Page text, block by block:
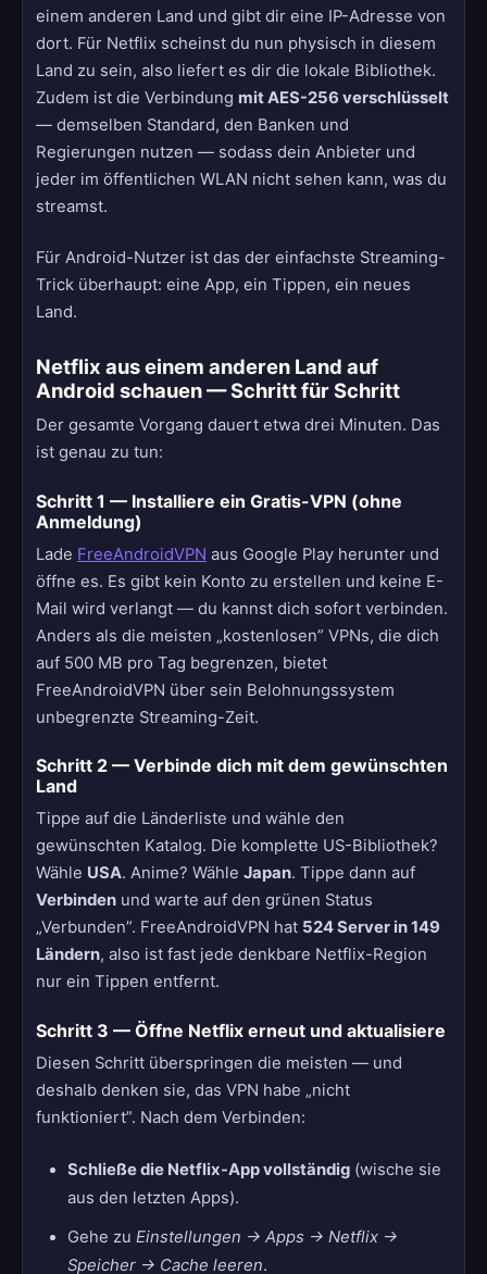
einem anderen Land und gibt dir eine IP-Adresse von
dort. Für Netflix scheinst du nun physisch in diesem
Land zu sein, also liefert es dir die lokale Bibliothek.
Zudem ist die Verbindung mit AES-256 verschlüsselt
— demselben Standard, den Banken und
Regierungen nutzen — sodass dein Anbieter und
jeder im öffentlichen WLAN nicht sehen kann, was du
streamst.
Für Android-Nutzer ist das der einfachste Streaming-
Trick überhaupt: eine App, ein Tippen, ein neues
Land.
Netflix aus einem anderen Land auf
Android schauen — Schritt für Schritt
Der gesamte Vorgang dauert etwa drei Minuten. Das
ist genau zu tun:
Schritt 1 — Installiere ein Gratis-VPN (ohne
Anmeldung)
Lade FreeAndroidVPN aus Google Play herunter und
öffne es. Es gibt kein Konto zu erstellen und keine E-
Mail wird verlangt — du kannst dich sofort verbinden.
Anders als die meisten „kostenlosen” VPNs, die dich
auf 500 MB pro Tag begrenzen, bietet
FreeAndroidVPN über sein Belohnungssystem
unbegrenzte Streaming-Zeit.
Schritt 2 — Verbinde dich mit dem gewünschten
Land
Tippe auf die Länderliste und wähle den
gewünschten Katalog. Die komplette US-Bibliothek?
Wähle USA. Anime? Wähle Japan. Tippe dann auf
Verbinden und warte auf den grünen Status
„Verbunden”. FreeAndroidVPN hat 524 Server in 149
Ländern, also ist fast jede denkbare Netflix-Region
nur ein Tippen entfernt.
Schritt 3 — Öffne Netflix erneut und aktualisiere
Diesen Schritt überspringen die meisten — und
deshalb denken sie, das VPN habe „nicht
funktioniert”. Nach dem Verbinden:
Schließe die Netflix-App vollständig(wische sie
aus den letzten Apps).
Gehe zu Einstellungen → Apps → Netflix →
Speicher → Cache leeren.